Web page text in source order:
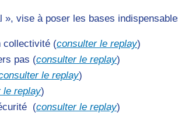
vise à poser les bases
collectivité (consulter le replay)
pas (consulter le replay)
le replay)
le replay)
(consulter le replay)